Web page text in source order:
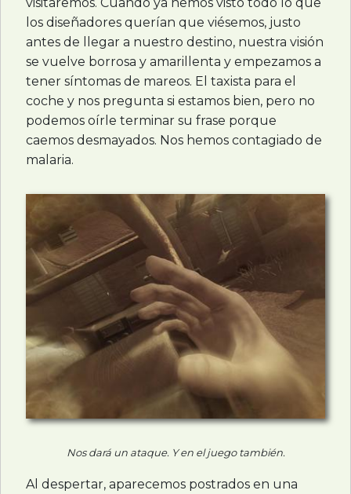
los diseñadores querían que viésemos, justo
antes de llegar a nuestro destino, nuestra visión
se vuelve borrosa y amarillenta y empezamos a
tener síntomas de mareos. El taxista para el
coche y nos pregunta si estamos bien, pero no
podemos oírle terminar su frase porque
caemos desmayados. Nos hemos contagiado de
malaria.
Nos dará un ataque. Y en el juego también.
Al despertar, aparecemos postrados en una